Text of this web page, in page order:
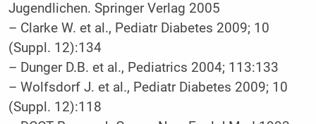
Jugendlichen. Springer Verlag 2005
– Clarke W. et al., Pediatr Diabetes 2009; 10
(Suppl. 12):134
– Dunger D.B. et al., Pediatrics 2004; 113:133
– Wolfsdorf J. et al., Pediatr Diabetes 2009; 10
(Suppl. 12):118